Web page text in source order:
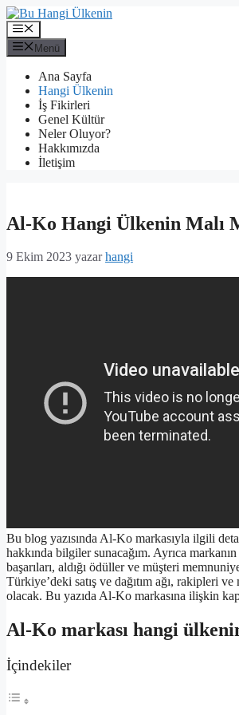
İçeriğe
atla
Menü
Menü
Ana Sayfa
Hangi Ülkenin
İş Fikirleri
Genel Kültür
Neler Oluyor?
Hakkımızda
İletişim
Al-Ko Hangi Ülkenin Malı
9 Ekim 2023 yazarhangi
Bu blog yazısında Al-Ko markasıyla ilgili
hakkında bilgiler sunacağım. Ayrıca
başarıları, aldığı ödüller ve müşteri
Türkiye’deki satış ve dağıtım ağı, rakipleri
olacak. Bu yazıda Al-Ko markasına ilişkin
Al-Ko markası hangi
İçindekiler